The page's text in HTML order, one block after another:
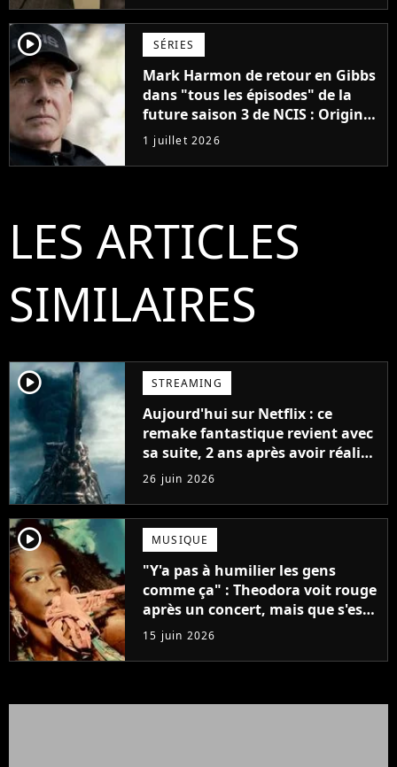
player2 SÉRIES
Mark Harmon de retour en Gibbs
dans "tous les épisodes" de la
future saison 3 de NCIS : Origins,
un gros mystère sera dévoilé
1 juillet 2026
LES ARTICLES
SIMILAIRES
player2 STREAMING
Aujourd'hui sur Netflix : ce
remake fantastique revient avec
sa suite, 2 ans après avoir réalisé
60 millions de vues et régné 6
semaines dans le Top 10
26 juin 2026
player2 MUSIQUE
"Y'a pas à humilier les gens
comme ça" : Theodora voit rouge
après un concert, mais que s'est-
il passé ?
15 juin 2026